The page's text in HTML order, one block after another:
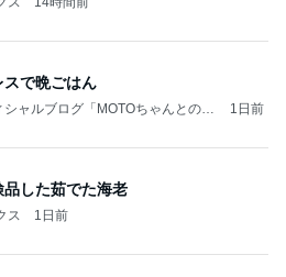
スで晩ごはん
ャルブログ「MOTOちゃんとのは
1日前
した茹でた海老
ス 1日前